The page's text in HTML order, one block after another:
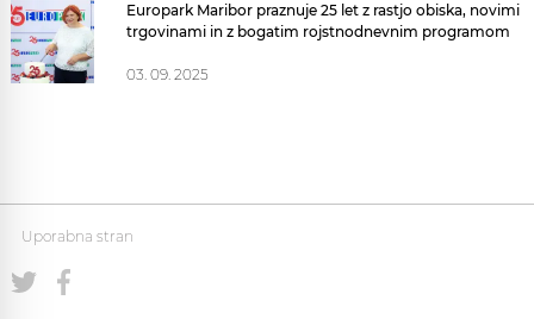
Europark Maribor praznuje 25 let z rastjo obiska, novimi
trgovinami in z bogatim rojstnodnevnim programom
03. 09. 2025
Uporabna stran